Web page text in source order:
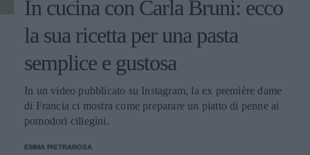
In cucina con Carla Bruni: ecco
la sua ricetta per una pasta
semplice e gustosa
In un video pubblicato su Instagram, la ex première dame
di Francia ci mostra come preparare un piatto di penne ai
pomodori ciliegini.
EMMA PIETRAROSA